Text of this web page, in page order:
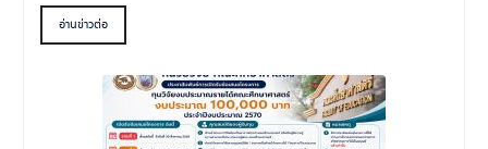
อ่านข่าวต่อ